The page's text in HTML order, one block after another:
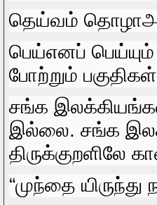
தெய்வம்‌
பெய்‌எனப்‌
போற்றும்‌
சங்க
இல்லை. சங்க
திருக்குறளிலே
“முந்தை